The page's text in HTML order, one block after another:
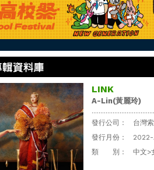
LINK
A-Lin(黃麗玲)
發行公司：
台灣
發行月份：
類 別：
中文>